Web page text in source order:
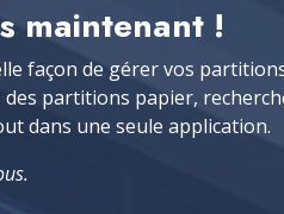
maintenant !
façon de gérer vos
des partitions papier,
dans une seule application.